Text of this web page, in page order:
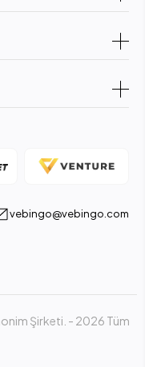
vebingo@vebingo.com
Şirketi. - 2026 Tüm